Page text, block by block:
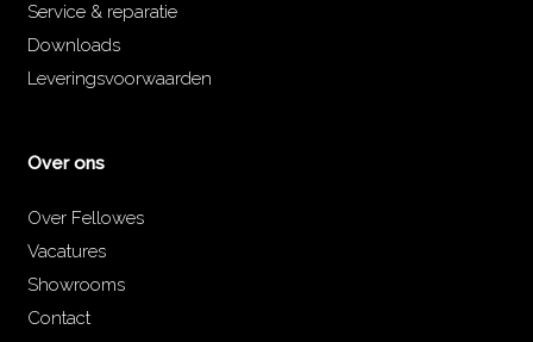
Service & reparatie
Downloads
Leveringsvoorwaarden
Over ons
Over Fellowes
Vacatures
Showrooms
Contact